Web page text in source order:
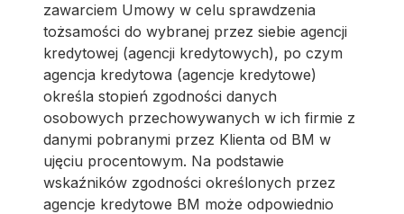
zawarciem Umowy w celu sprawdzenia
tożsamości do wybranej przez siebie agencji
kredytowej (agencji kredytowych), po czym
agencja kredytowa (agencje kredytowe)
określa stopień zgodności danych
osobowych przechowywanych w ich firmie z
danymi pobranymi przez Klienta od BM w
ujęciu procentowym. Na podstawie
wskaźników zgodności określonych przez
agencje kredytowe BM może odpowiednio